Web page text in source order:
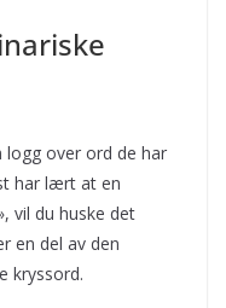
logg over ord de har
har lært at en
vil du huske det
en del av den
kryssord.